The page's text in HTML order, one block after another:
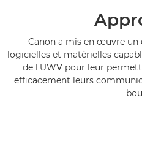
Canon a mis en œuvre un
logicielles et matérielles
de l'UWV pour leur
efficacement leurs